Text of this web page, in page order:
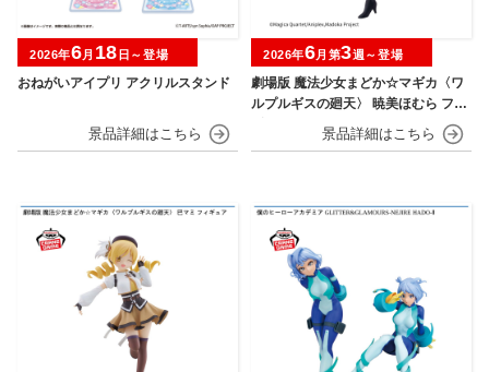
おねがいアイプリ アクリルスタンド
2026年6月 18 日～登場
劇場版 魔法少女まどか☆マギカ〈ワ
ルプルギスの廻天〉 暁美ほむら フィ
2026年6月第3週～登場